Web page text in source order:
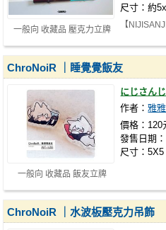
一般向 收藏品 壓克力立牌
尺寸：約
【
一般向 收藏品 飯友立牌
ChroNoiR ｜睡覺覺飯友
にじさんじ
作者：雅
價格：120
發售日期
尺寸：
ChroNoiR ｜水波板壓克力吊飾